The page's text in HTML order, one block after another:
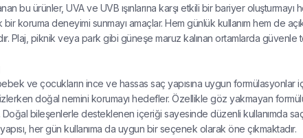
bu ürünler, UVA ve UVB ışınlarına karşı etkili bir bariyer
koruma deneyimi sunmayı amaçlar. Hem günlük kullanım hem de
Plaj, piknik veya park gibi güneşe maruz kalınan ortamlarda
ve çocukların ince ve hassas saç yapısına uygun formülasyonlar
doğal nemini korumayı hedefler. Özellikle göz yakmayan
bileşenlerle desteklenen içeriği sayesinde düzenli kullanımda
her gün kullanıma da uygun bir seçenek olarak öne çıkmaktadır.